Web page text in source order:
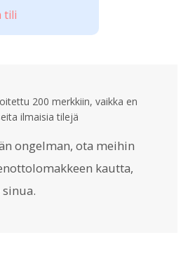
tili
200 merkkiin, vaikka en
ilmaisia tilejä
ongelman, ota meihin
kautta,